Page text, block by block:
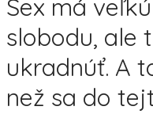
Sex má
slobodu, ale
ukradnúť. A
než sa do